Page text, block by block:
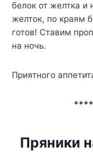
белок от желтка и
желток, по краям
готов! Ставим
на ночь.
Приятного
Пряники